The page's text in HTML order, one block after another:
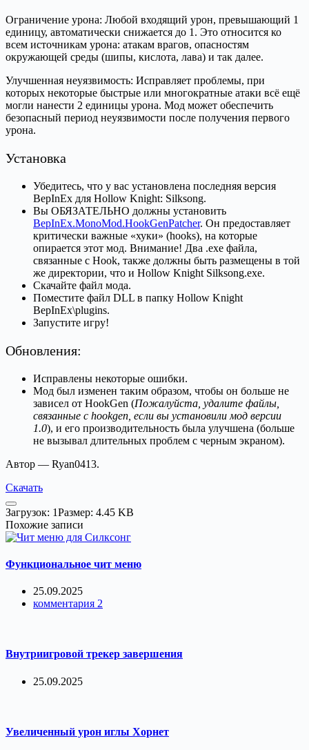
Ограничение урона: Любой входящий урон, превышающий 1
единицу, автоматически снижается до 1. Это относится ко
всем источникам урона: атакам врагов, опасностям
окружающей среды (шипы, кислота, лава) и так далее.
Улучшенная неуязвимость: Исправляет проблемы, при
которых некоторые быстрые или многократные атаки всё ещё
могли нанести 2 единицы урона. Мод может обеспечить
безопасный период неуязвимости после получения первого
урона.
Установка
Убедитесь, что у вас установлена последняя версия
BepInEx для Hollow Knight: Silksong.
Вы ОБЯЗАТЕЛЬНО должны установить
BepInEx.MonoMod.HookGenPatcher. Он предоставляет
критически важные «хуки» (hooks), на которые
опирается этот мод. Внимание! Два .exe файла,
связанные с Hook, также должны быть размещены в той
же директории, что и Hollow Knight Silksong.exe.
Скачайте файл мода.
Поместите файл DLL в папку Hollow Knight
BepInEx\plugins.
Запустите игру!
Обновления:
Исправлены некоторые ошибки.
Мод был изменен таким образом, чтобы он больше не
зависел от HookGen (Пожалуйста, удалите файлы,
связанные с hookgen, если вы установили мод версии
1.0), и его производительность была улучшена (больше
не вызывал длительных проблем с черным экраном).
Автор — Ryan0413.
Скачать
Загрузок: 1Размер: 4.45 KB
Похожие записи
Функциональное чит меню
25.09.2025
комментария 2
Внутриигровой трекер завершения
25.09.2025
Увеличенный урон иглы Хорнет